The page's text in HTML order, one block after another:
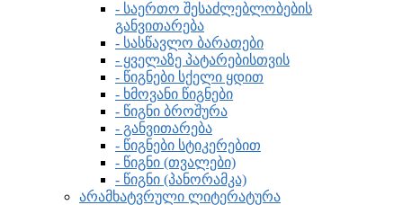
- საერთო შესაძლებლობების
განვითარება
- სასწავლო ბარათები
- ყველაზე პატარებისთვის
- წიგნები სქელი ყდით
- ხმოვანი წიგნები
- წიგნი ბროშურა
- განვითარება
- წიგნები სტიკერებით
- წიგნი (თვალები)
- წიგნი (პანორამკა)
არამხატვრული ლიტერატურა